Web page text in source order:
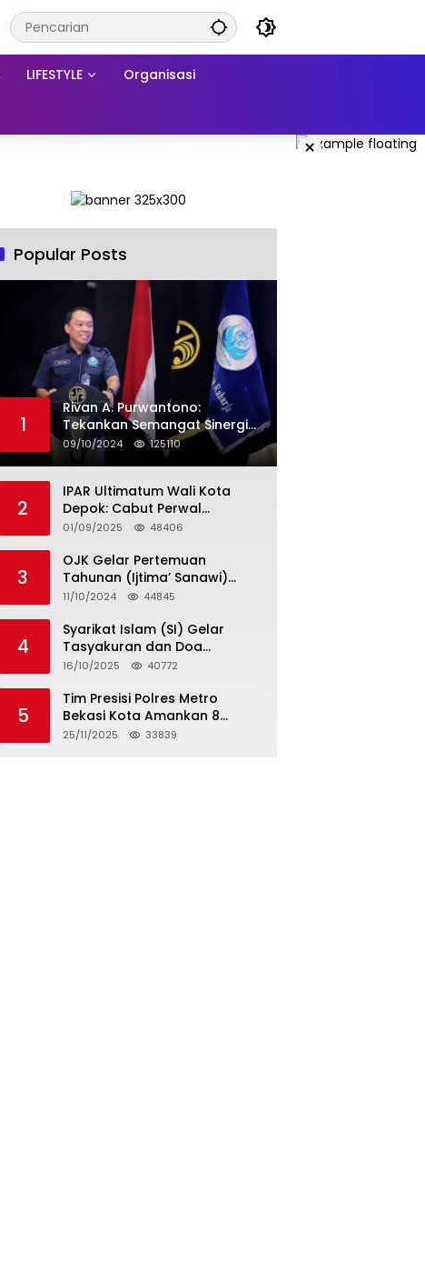
LIFESTYLE Organisasi
×
Popular Posts
1
Rivan A. Purwantono:
Tekankan Semangat Sinergi
dan Kolaborasi dalam
Rakernas Serikat Pekerja Jasa
09/10/2024 125110
2
IPAR Ultimatum Wali Kota
Depok: Cabut Perwal
Tunjangan DPRD Rp40 Juta
Aksi Rakyat
01/09/2025 48406
3
OJK Gelar Pertemuan
Tahunan (Ijtima’ Sanawi)
Dewan Pengawas Syariah
11/10/2024 44845
4
Syarikat Islam (SI) Gelar
Tasyakuran dan Doa
Bersama Organisasi
16/10/2025 40772
5
Tim Presisi Polres Metro
Bekasi Kota Amankan 8
Remaja Diduga Hendak
25/11/2025 33839